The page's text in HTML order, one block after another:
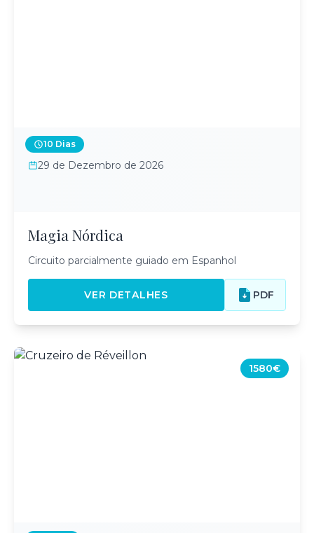
10 Dias
29 de Dezembro de 2026
Magia Nórdica
Circuito parcialmente guiado em Espanhol
VER DETALHES PDF
1580€